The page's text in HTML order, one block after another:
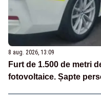
8 aug. 2026, 13:09
Furt de 1.500 de metri
fotovoltaice. Șapte